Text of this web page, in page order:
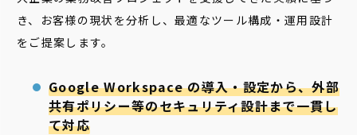
き、お客様の現状を分析し、最適なツール構成・運用設計
をご提案します。
Google Workspace の導入・設定から、外部
共有ポリシー等のセキュリティ設計まで一貫し
て対応